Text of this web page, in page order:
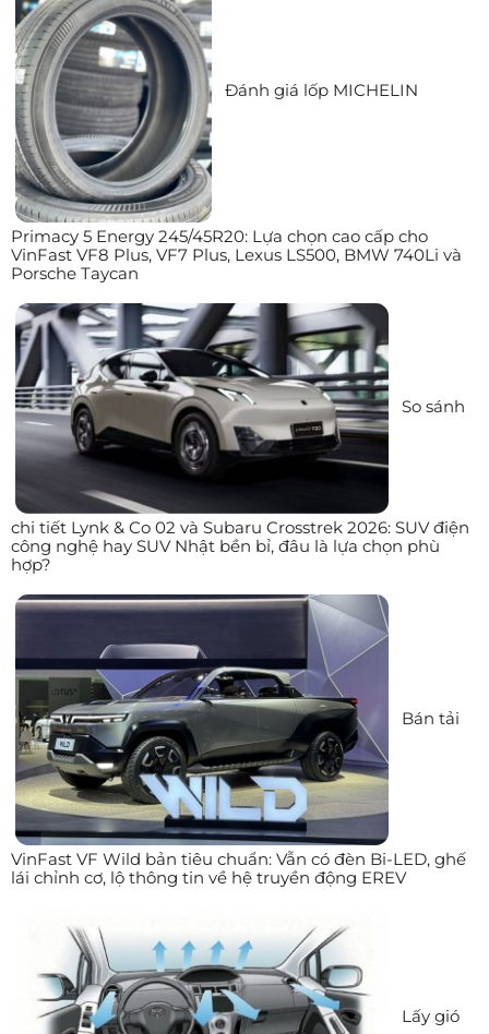
Đánh giá lốp MICHELIN
Primacy 5 Energy 245/45R20: Lựa chọn cao cấp cho
VinFast VF8 Plus, VF7 Plus, Lexus LS500, BMW 740Li và
Porsche Taycan
So sánh
chi tiết Lynk & Co 02 và Subaru Crosstrek 2026: SUV điện
công nghệ hay SUV Nhật bền bỉ, đâu là lựa chọn phù
hợp?
Bán tải
VinFast VF Wild bản tiêu chuẩn: Vẫn có đèn Bi-LED, ghế
lái chỉnh cơ, lộ thông tin về hệ truyền động EREV
Lấy gió